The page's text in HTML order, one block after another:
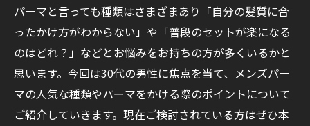
パーマと言っても種類はさまざまあり「自分の髪質に合
ったかけ方がわからない」や「普段のセットが楽になる
のはどれ？」などとお悩みをお持ちの方が多くいるかと
思います。今回は30代の男性に焦点を当て、メンズパー
マの人気な種類やパーマをかける際のポイントについて
ご紹介していきます。現在ご検討されている方はぜひ本